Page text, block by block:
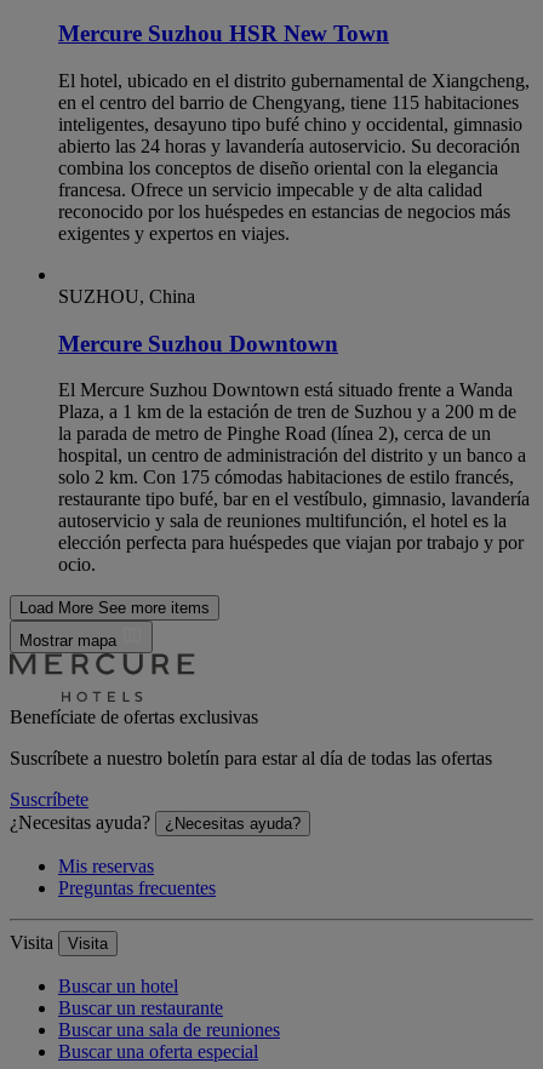
Mercure Suzhou HSR New Town
El hotel, ubicado en el distrito gubernamental de Xiangcheng,
en el centro del barrio de Chengyang, tiene 115 habitaciones
inteligentes, desayuno tipo bufé chino y occidental, gimnasio
abierto las 24 horas y lavandería autoservicio. Su decoración
combina los conceptos de diseño oriental con la elegancia
francesa. Ofrece un servicio impecable y de alta calidad
reconocido por los huéspedes en estancias de negocios más
exigentes y expertos en viajes.
SUZHOU, China
Mercure Suzhou Downtown
El Mercure Suzhou Downtown está situado frente a Wanda
Plaza, a 1 km de la estación de tren de Suzhou y a 200 m de
la parada de metro de Pinghe Road (línea 2), cerca de un
hospital, un centro de administración del distrito y un banco a
solo 2 km. Con 175 cómodas habitaciones de estilo francés,
restaurante tipo bufé, bar en el vestíbulo, gimnasio, lavandería
autoservicio y sala de reuniones multifunción, el hotel es la
elección perfecta para huéspedes que viajan por trabajo y por
ocio.
Load More See more items
Mostrar mapa
Benefíciate de ofertas exclusivas
Suscríbete a nuestro boletín para estar al día de todas las ofertas
Suscríbete
¿Necesitas ayuda?
¿Necesitas ayuda?
Mis reservas
Preguntas frecuentes
Visita Visita
Buscar un hotel
Buscar un restaurante
Buscar una sala de reuniones
Buscar una oferta especial